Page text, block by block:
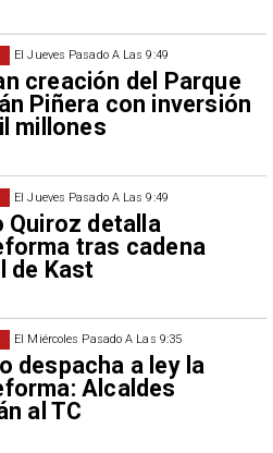
El Jueves Pasado A Las 9:49
creación del Parque
Piñera con inversión
millones
El Jueves Pasado A Las 9:49
Quiroz detalla
tras cadena
de Kast
El Miércoles Pasado A Las 9:35
despacha a ley la
Alcaldes
al TC